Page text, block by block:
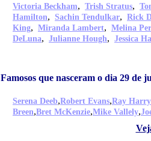
Victoria Beckham, Trish Stratus,
Hamilton, Sachin Tendulkar, Rick
King, Miranda Lambert, Melina
DeLuna, Julianne Hough, Jessica
Famosos que nasceram o dia 29 de
Serena Deeb,Robert Evans,Ray
Breen,Bret McKenzie,Mike Vallely,